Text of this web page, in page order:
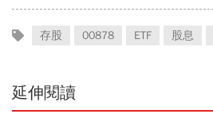
存股 00878 ETF 股息
延伸閱讀